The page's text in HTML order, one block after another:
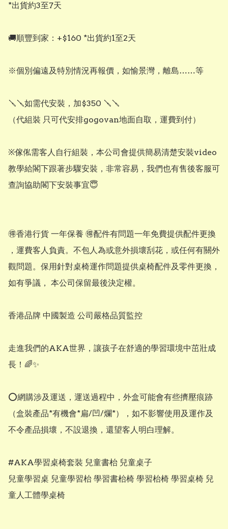
*出貨約3至7天
🚚順豐到家：+$160 *出貨約1至2天
※個別偏遠及特別情況再報價，如愉景灣，離島……等
🪛🪛如需代安裝，加$350 🪛🪛
（代組裝 只可代安排gogovan地面自取，運費到付）
※傢俬需客人自行組裝，本公司會提供簡易清楚安裝video
教學給閣下跟著步驟安裝，非常容易，我們也有售後客服可
查詢協助閣下安裝事宜😇
🉐️香港行貨 一年保養 🉐️配件有問題一年免費提供配件更換
，運費客人負責。不包人為或意外損壞刮花，或任何有關外
觀問題。保用針對桌椅運作問題提供桌椅配件及零件更換，
如有爭議， 本公司保留最後決定權。
香港品牌 中國製造 公司嚴格品質監控
走進我們的AKA世界，讓孩子在舒適的學習環境中茁壯成
長！🌈✨
⭕網購涉及運送，運送過程中，外盒可能會有些擠壓痕跡
（盒裝產品*有機會*扁/凹/爛*），如不影響使用及運作及
不令產品損壞，不設退換，還望客人明白理解。
#AKA學習桌椅套裝 兒童書枱 兒童桌子
兒童學習桌 兒童學習枱 學習書枱椅 學習枱椅 學習桌椅 兒
童人工體學桌椅